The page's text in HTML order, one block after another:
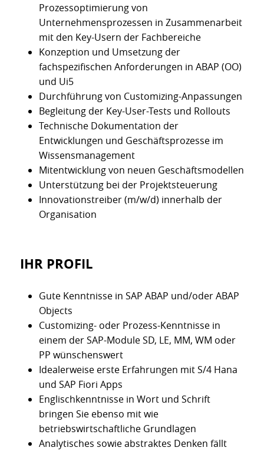
Prozessoptimierung von
Unternehmensprozessen in Zusammenarbeit
mit den Key-Usern der Fachbereiche
Konzeption und Umsetzung der
fachspezifischen Anforderungen in ABAP (OO)
und Ui5
Durchführung von Customizing-Anpassungen
Begleitung der Key-User-Tests und Rollouts
Technische Dokumentation der
Entwicklungen und Geschäftsprozesse im
Wissensmanagement
Mitentwicklung von neuen Geschäftsmodellen
Unterstützung bei der Projektsteuerung
Innovationstreiber (m/w/d) innerhalb der
Organisation
IHR PROFIL
Gute Kenntnisse in SAP ABAP und/oder ABAP
Objects
Customizing- oder Prozess-Kenntnisse in
einem der SAP-Module SD, LE, MM, WM oder
PP wünschenswert
Idealerweise erste Erfahrungen mit S/4 Hana
und SAP Fiori Apps
Englischkenntnisse in Wort und Schrift
bringen Sie ebenso mit wie
betriebswirtschaftliche Grundlagen
Analytisches sowie abstraktes Denken fällt